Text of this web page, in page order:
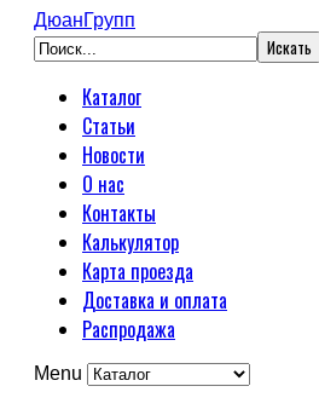
ДюанГрупп
Каталог
Статьи
Новости
О нас
Контакты
Калькулятор
Карта проезда
Доставка и оплата
Распродажа
Menu